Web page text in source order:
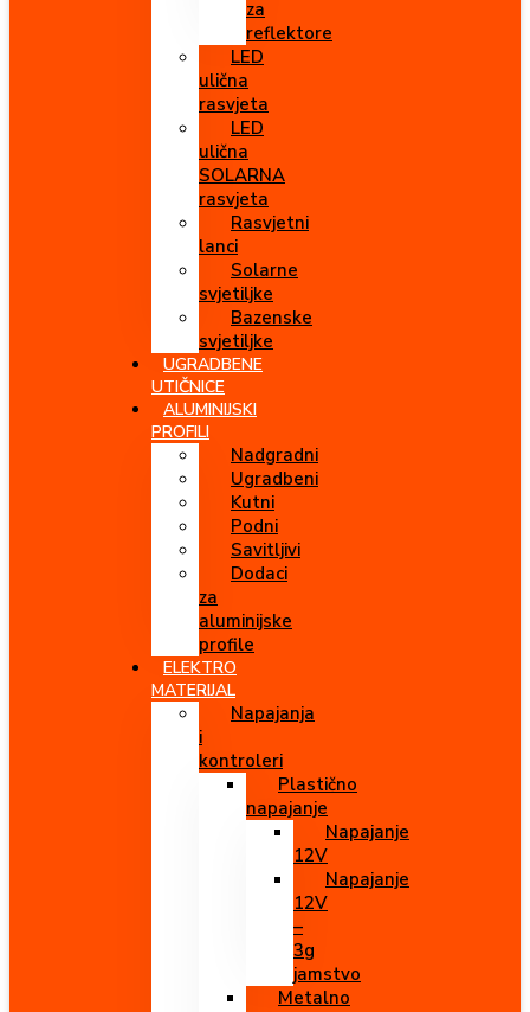
za
reflektore
LED
ulična
rasvjeta
LED
ulična
SOLARNA
rasvjeta
Rasvjetni
lanci
Solarne
svjetiljke
Bazenske
svjetiljke
UGRADBENE
UTIČNICE
ALUMINIJSKI
PROFILI
Nadgradni
Ugradbeni
Kutni
Podni
Savitljivi
Dodaci
za
aluminijske
profile
ELEKTRO
MATERIJAL
Napajanja
i
kontroleri
Plastično
napajanje
Napajanje
12V
Napajanje
12V
–
3g
jamstvo
Metalno